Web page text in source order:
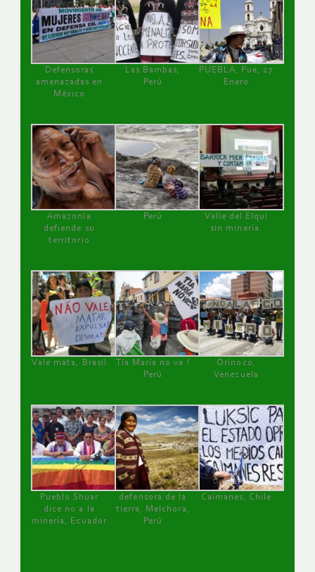
Defensoras
amenazadas en
México
Las Bambas,
Perú
PUEBLA, Pue, 27
Enero
Amazonía
defiende su
territorio
Perú
Valle del Elqui
sin minería.
Vale mata, Brasil
Tía María no va !
Perú
Orinoco,
Venezuela
Pueblo Shuar
dice no a la
minería, Ecuador
defensora de la
tierra, Melchora,
Perú
Caimanes, Chile